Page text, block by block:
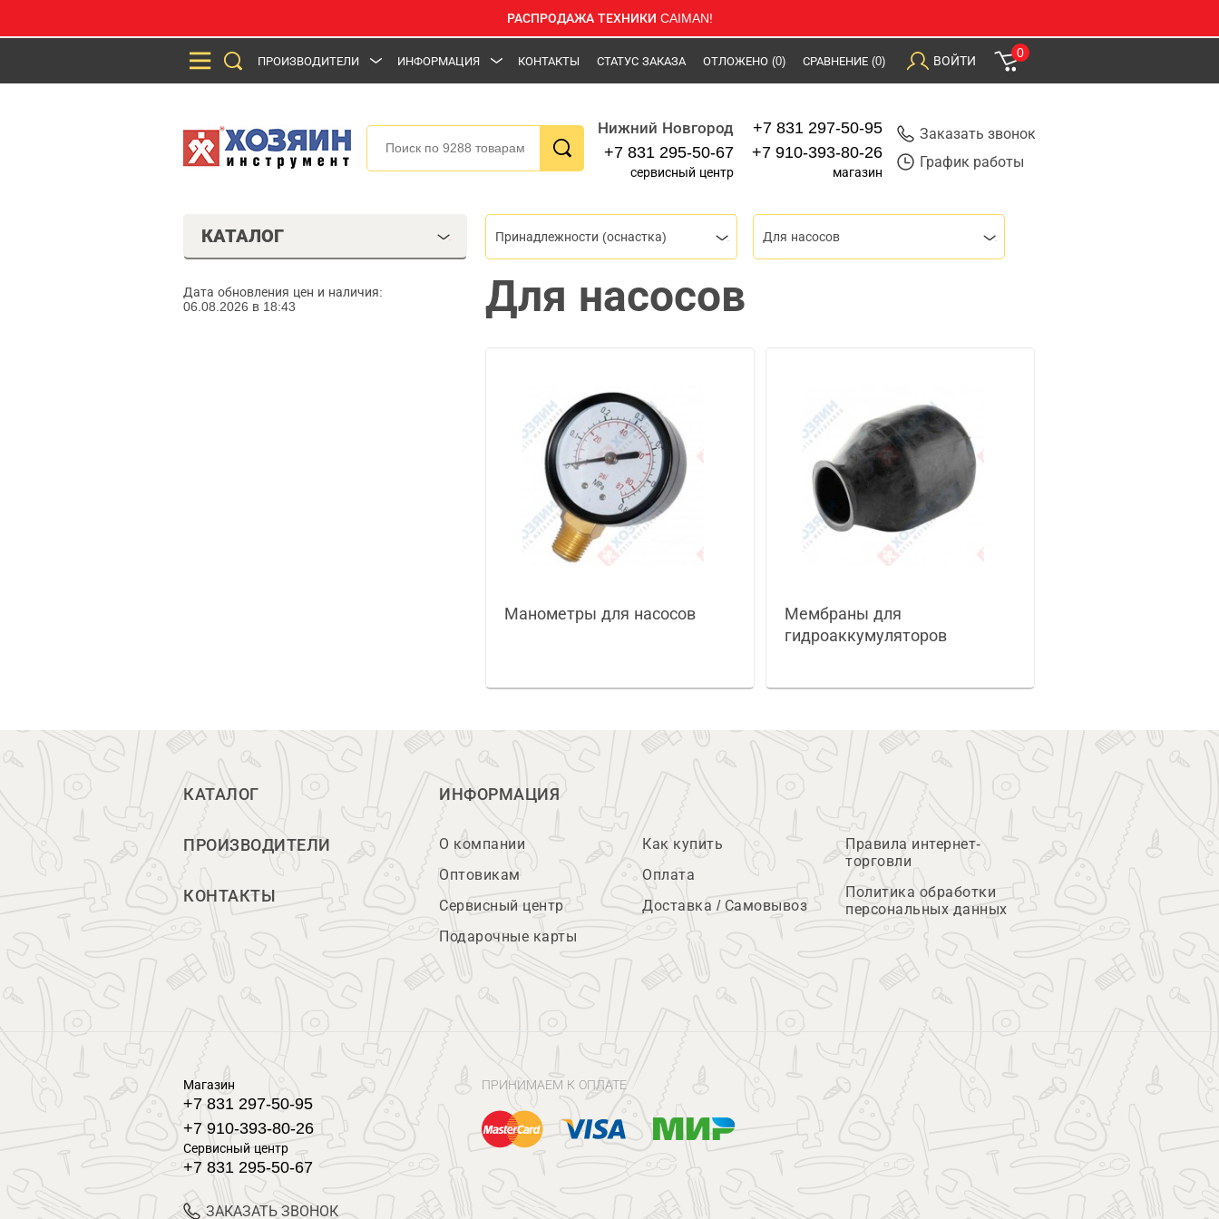
РАСПРОДАЖА ТЕХНИКИ CAIMAN!
ПРОИЗВОДИТЕЛИ ИНФОРМАЦИЯ КОНТАКТЫ СТАТУС ЗАКАЗА ОТЛОЖЕНО (0) СРАВНЕНИЕ (0) ВОЙТИ
0
Нижний Новгород
+7 831 295-50-67
сервисный центр
+7 831 297-50-95
+7 910-393-80-26
магазин
Заказать звонок
График работы
КАТАЛОГ
Дата обновления цен и наличия:
06.08.2026 в 18:43
Принадлежности (оснастка) Для насосов
Для насосов
Манометры для насосов
Мембраны для
гидроаккумуляторов
КАТАЛОГ
ПРОИЗВОДИТЕЛИ
КОНТАКТЫ
ИНФОРМАЦИЯ
О компании
Оптовикам
Сервисный центр
Подарочные карты
Как купить
Оплата
Доставка / Самовывоз
Правила интернет-
торговли
Политика обработки
персональных данных
Магазин
+7 831 297-50-95
+7 910-393-80-26
Сервисный центр
+7 831 295-50-67
ЗАКАЗАТЬ ЗВОНОК
ПРИНИМАЕМ К ОПЛАТЕ